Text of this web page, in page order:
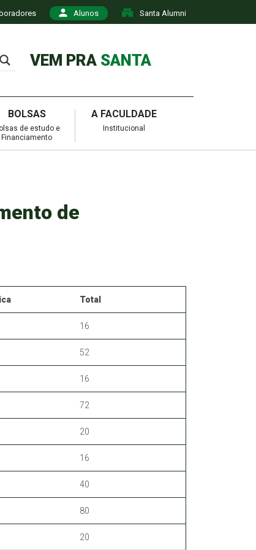
Alunos Santa Alumni
VEM PRA SANTA
BOLSAS
de estudo e
Financiamento
A FACULDADE
Institucional
de
Total
16
52
16
72
20
16
40
80
20